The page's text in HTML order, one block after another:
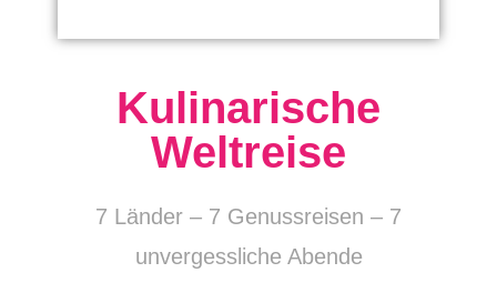
Kulinarische
Weltreise
7 Länder – 7 Genussreisen – 7
unvergessliche Abende